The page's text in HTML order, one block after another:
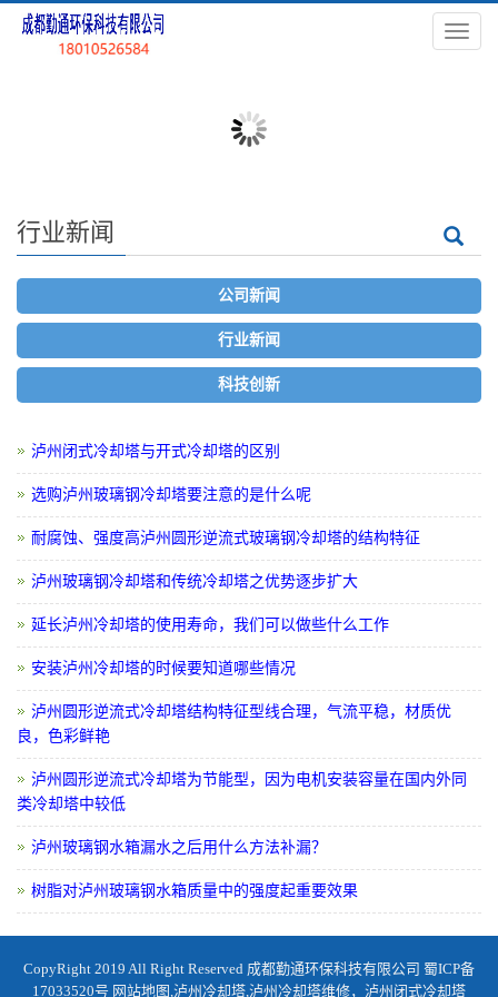
导
航
行业新闻
公司新闻
行业新闻
科技创新
泸州闭式冷却塔与开式冷却塔的区别
选购泸州玻璃钢冷却塔要注意的是什么呢
耐腐蚀、强度高泸州圆形逆流式玻璃钢冷却塔的结构特征
泸州玻璃钢冷却塔和传统冷却塔之优势逐步扩大
延长泸州冷却塔的使用寿命，我们可以做些什么工作
安装泸州冷却塔的时候要知道哪些情况
泸州圆形逆流式冷却塔结构特征型线合理，气流平稳，材质优
良，色彩鲜艳
泸州圆形逆流式冷却塔为节能型，因为电机安装容量在国内外同
类冷却塔中较低
泸州玻璃钢水箱漏水之后用什么方法补漏？
树脂对泸州玻璃钢水箱质量中的强度起重要效果
CopyRight 2019 All Right Reserved 成都勤通环保科技有限公司 蜀ICP备
17033520号 网站地图,泸州冷却塔,泸州冷却塔维修， 泸州闭式冷却塔